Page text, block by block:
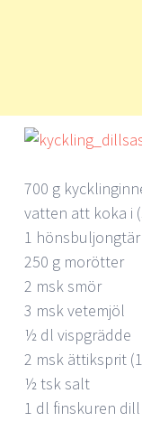
700 g
vatten att koka i
1
250 g morötter
2 msk smör
3 msk vetemjöl
½ dl vispgrädde
2 msk ättiksprit
½ tsk salt
1 dl finskuren dill